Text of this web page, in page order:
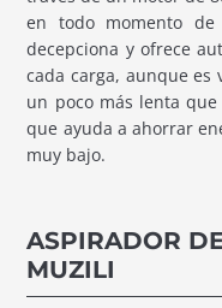
en todo momento
decepciona y ofrece
cada carga, aunque es
un poco más lenta
que ayuda a ahorrar
muy bajo.
ASPIRADOR
MUZILI